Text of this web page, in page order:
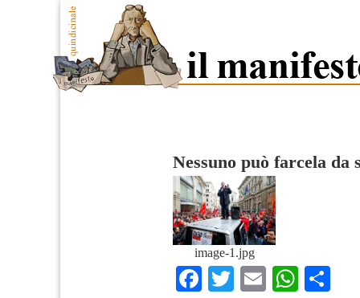
Nessuno può farcela da
image-1.jpg
Facebook
Twitter
Email